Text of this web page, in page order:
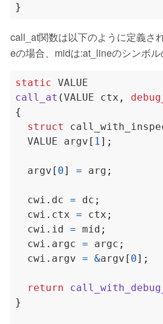
}
call_at関数は以下のように定義さ
eの場合、midは:at_lineのシンボル
static
call_at (VALUE ctx ,
{
struct
  VALUE argv
[ 1 ];
  argv
[ 0] = arg ;
  cwi
. dc = dc ;
  cwi
. ctx = ctx ;
  cwi
. id = mid ;
  cwi
. argc = argc ;
  cwi
. argv = &argv [ 0];
return
}